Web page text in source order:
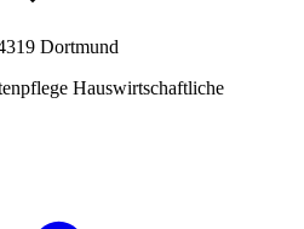
Dortmund
Hauswirtschaftliche